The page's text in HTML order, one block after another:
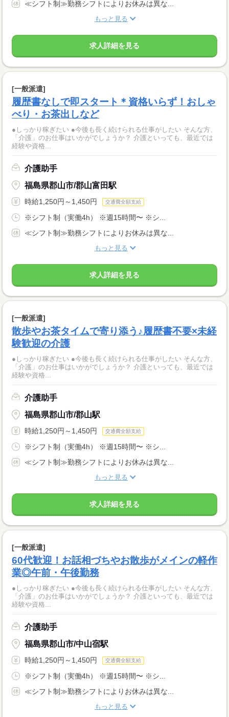
≪シフト制≫勤務シフトによりお休みは異な...
もっと見る
求人詳細を見る
[一般派遣]
履歴書なしで即スタート＊資格いらず！おしゃ
べり・お茶出しなど
●しっかり稼ぎたい ●今後も長く続けられる仕事がしたい そんな方、
「介護」のお仕事はいかがでしょうか？ 介護といっても、最近では
経験や資格...
介護助手
福島県郡山市/郡山富田駅
時給1,250円～1,450円 交通費全額支給
※シフト制（実働4h） ※週15時間〜 ※シ...
≪シフト制≫勤務シフトによりお休みは異な...
もっと見る
求人詳細を見る
[一般派遣]
散歩やお茶タイムで寄り添う♪履歴書不要×未経
験歓迎の介護
●しっかり稼ぎたい ●今後も長く続けられる仕事がしたい そんな方、
「介護」のお仕事はいかがでしょうか？ 介護といっても、最近では
経験や資格...
介護助手
福島県郡山市/郡山駅
時給1,250円～1,450円 交通費全額支給
※シフト制（実働4h） ※週15時間〜 ※シ...
≪シフト制≫勤務シフトによりお休みは異な...
もっと見る
求人詳細を見る
[一般派遣]
60代歓迎！お話相づちやお散歩がメインの軽作
業◎午前・午後勤務
●しっかり稼ぎたい ●今後も長く続けられる仕事がしたい そんな方、
「介護」のお仕事はいかがでしょうか？ 介護といっても、最近では
経験や資格...
介護助手
福島県郡山市/中山宿駅
時給1,250円～1,450円 交通費全額支給
※シフト制（実働4h） ※週15時間〜 ※シ...
≪シフト制≫勤務シフトによりお休みは異な...
もっと見る